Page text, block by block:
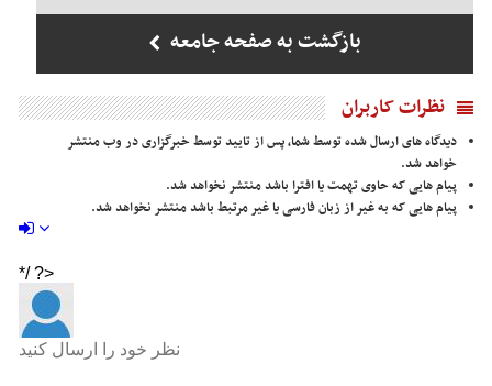
بازگشت به صفحه جامعه
نظرات کاربران
دیدگاه های ارسال شده توسط شما، پس از تایید توسط خبرگزاری در وب منتشر
خواهد شد.
پیام هایی که حاوی تهمت یا افترا باشد منتشر نخواهد شد.
پیام هایی که به غیر از زبان فارسی یا غیر مرتبط باشد منتشر نخواهد شد.